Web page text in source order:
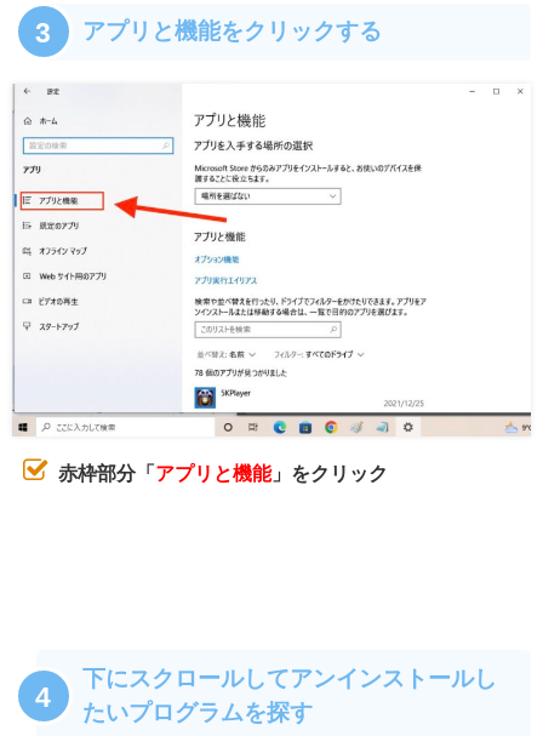
3 アプリと機能をクリックする
赤枠部分「アプリと機能」をクリック
4
下にスクロールしてアンインストールし
たいプログラムを探す